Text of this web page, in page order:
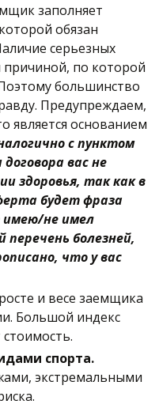
заполняет
обязан
серьезных
причиной, по которой
большинство
Предупреждаем,
является основанием
с пунктом
вас не
здоровья, так как в
будет фраза
не имел
перечень болезней,
что у вас
и весе заемщика
Большой индекс
экстремальными